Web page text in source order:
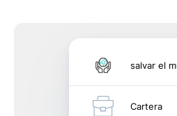
salvar el
Cartera